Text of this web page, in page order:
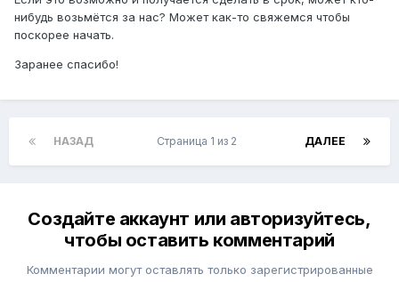
нибудь возьмётся за нас? Может как-то свяжемся чтобы
поскорее начать.
Заранее спасибо!
НАЗАД ДАЛЕЕ
Страница 1 из 2
Создайте аккаунт или авторизуйтесь,
чтобы оставить комментарий
Комментарии могут оставлять только зарегистрированные